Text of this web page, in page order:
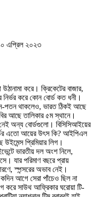
এপ্রিল ২০২৩
করে। ক্রিকেটের বাজার,
করে কোন বোর্ড কত ধনী।
পতন থাকলেও, ভারত ঠিকই আছে
আছে তালিকার ৫ম স্থানে।
নেই অন্য বোর্ডগুলো। বিসিসিআইয়ের
এতো আয়ের উৎস কি? আইপিএল
প্রিমিয়ার লিগ।
ভারতীয় দল অংশ নিলে,
যার পরিমাণ বছরে প্রায়
স্পন্সরের অভাব নেই।
আগে সেরা পাঁচেও ছিল না
করে সাউথ আফ্রিকার ঘরোয়া টি-